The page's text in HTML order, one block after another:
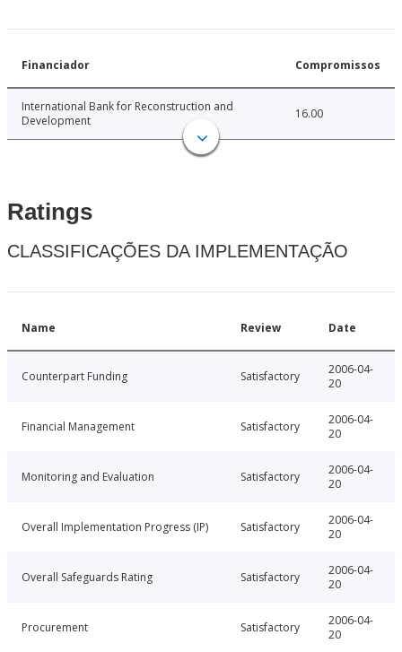
Financiador Compromissos
International Bank for Reconstruction and
Development
16.00
Ratings
CLASSIFICAÇÕES DA IMPLEMENTAÇÃO
Name Review Date
Counterpart Funding Satisfactory
2006-04-
20
Financial Management Satisfactory
2006-04-
20
Monitoring and Evaluation Satisfactory
2006-04-
20
Overall Implementation Progress (IP) Satisfactory
2006-04-
20
Overall Safeguards Rating Satisfactory
2006-04-
20
Procurement Satisfactory
2006-04-
20